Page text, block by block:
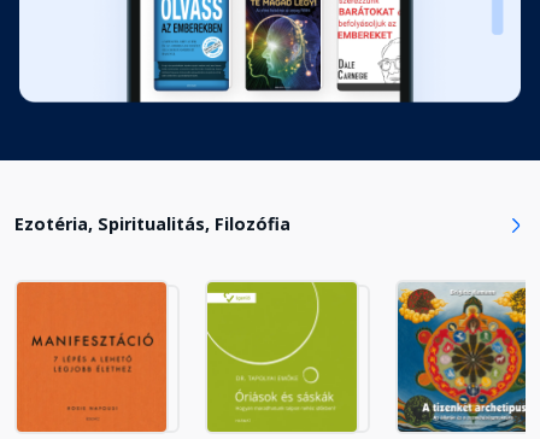
10. Vágy, elvárás és hit
Fejezet hossza: 00:11:33
12. A gyógyítás feltételei
13. Szükség van a hitre
Fejezet hossza: 00:09:26
Ezotéria, Spiritualitás, Filozófia